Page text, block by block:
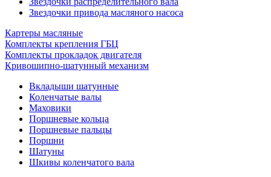
Звездочки привода масляного насоса
Картеры масляные
Комплекты крепления ГБЦ
Комплекты прокладок двигателя
Кривошипно-шатунный механизм
Вкладыши шатунные
Коленчатые валы
Маховики
Поршневые кольца
Поршневые пальцы
Поршни
Шатуны
Шкивы коленчатого вала